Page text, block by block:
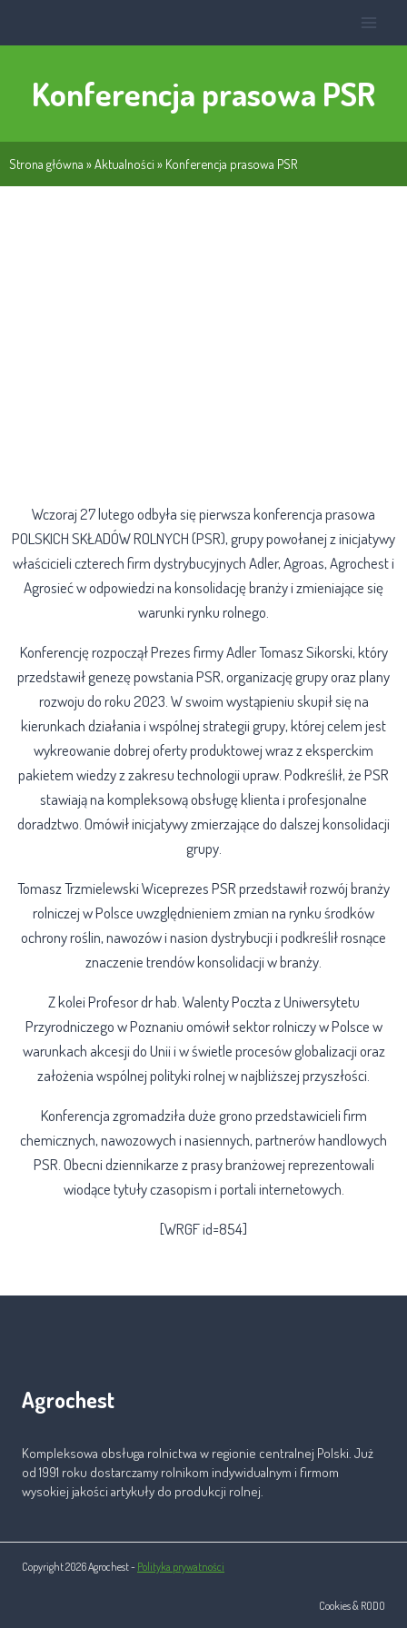
Konferencja prasowa PSR
Strona główna »Aktualności » Konferencja prasowa PSR
Wczoraj 27 lutego odbyła się pierwsza konferencja prasowa
POLSKICH SKŁADÓW ROLNYCH (PSR), grupy powołanej z inicjatywy
właścicieli czterech firm dystrybucyjnych Adler, Agroas, Agrochest i
Agrosieć w odpowiedzi na konsolidację branży i zmieniające się
warunki rynku rolnego.
Konferencję rozpoczął Prezes firmy Adler Tomasz Sikorski, który
przedstawił genezę powstania PSR, organizację grupy oraz plany
rozwoju do roku 2023. W swoim wystąpieniu skupił się na
kierunkach działania i wspólnej strategii grupy, której celem jest
wykreowanie dobrej oferty produktowej wraz z eksperckim
pakietem wiedzy z zakresu technologii upraw. Podkreślił, że PSR
stawiają na kompleksową obsługę klienta i profesjonalne
doradztwo. Omówił inicjatywy zmierzające do dalszej konsolidacji
grupy.
Tomasz Trzmielewski Wiceprezes PSR przedstawił rozwój branży
rolniczej w Polsce uwzględnieniem zmian na rynku środków
ochrony roślin, nawozów i nasion dystrybucji i podkreślił rosnące
znaczenie trendów konsolidacji w branży.
Z kolei Profesor dr hab. Walenty Poczta z Uniwersytetu
Przyrodniczego w Poznaniu omówił sektor rolniczy w Polsce w
warunkach akcesji do Unii i w świetle procesów globalizacji oraz
założenia wspólnej polityki rolnej w najbliższej przyszłości.
Konferencja zgromadziła duże grono przedstawicieli firm
chemicznych, nawozowych i nasiennych, partnerów handlowych
PSR. Obecni dziennikarze z prasy branżowej reprezentowali
wiodące tytuły czasopism i portali internetowych.
[WRGF id=854]
Agrochest
Kompleksowa obsługa rolnictwa w regionie centralnej Polski. Już
od 1991 roku dostarczamy rolnikom indywidualnym i firmom
wysokiej jakości artykuły do produkcji rolnej.
Copyright 2026 Agrochest - Polityka prywatności
Cookies & RODO